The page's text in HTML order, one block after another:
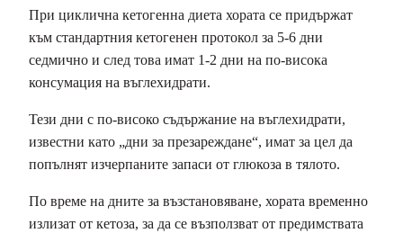
При циклична кетогенна диета хората се придържат
към стандартния кетогенен протокол за 5-6 дни
седмично и след това имат 1-2 дни на по-висока
консумация на въглехидрати.
Тези дни с по-високо съдържание на въглехидрати,
известни като „дни за презареждане“, имат за цел да
попълнят изчерпаните запаси от глюкоза в тялото.
По време на дните за възстановяване, хората временно
излизат от кетоза, за да се възползват от предимствата